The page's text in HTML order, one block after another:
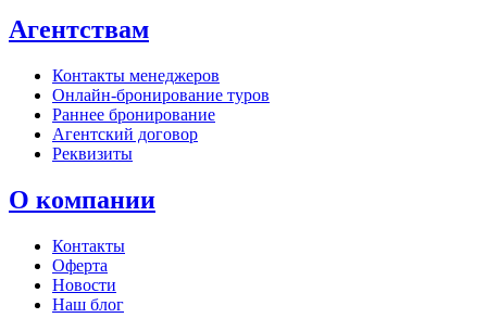
Агентствам
Контакты менеджеров
Онлайн‑бронирование туров
Раннее бронирование
Агентский договор
Реквизиты
О компании
Контакты
Оферта
Новости
Наш блог